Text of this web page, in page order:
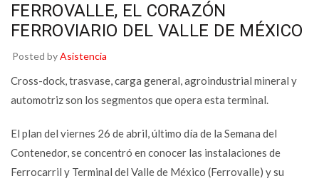
FERROVALLE, EL CORAZÓN
FERROVIARIO DEL VALLE DE MÉXICO
Posted byAsistencia
Cross-dock, trasvase, carga general, agroindustrial mineral y
automotriz son los segmentos que opera esta terminal.
El plan del viernes 26 de abril, último día de la Semana del
Contenedor, se concentró en conocer las instalaciones de
Ferrocarril y Terminal del Valle de México (Ferrovalle) y su